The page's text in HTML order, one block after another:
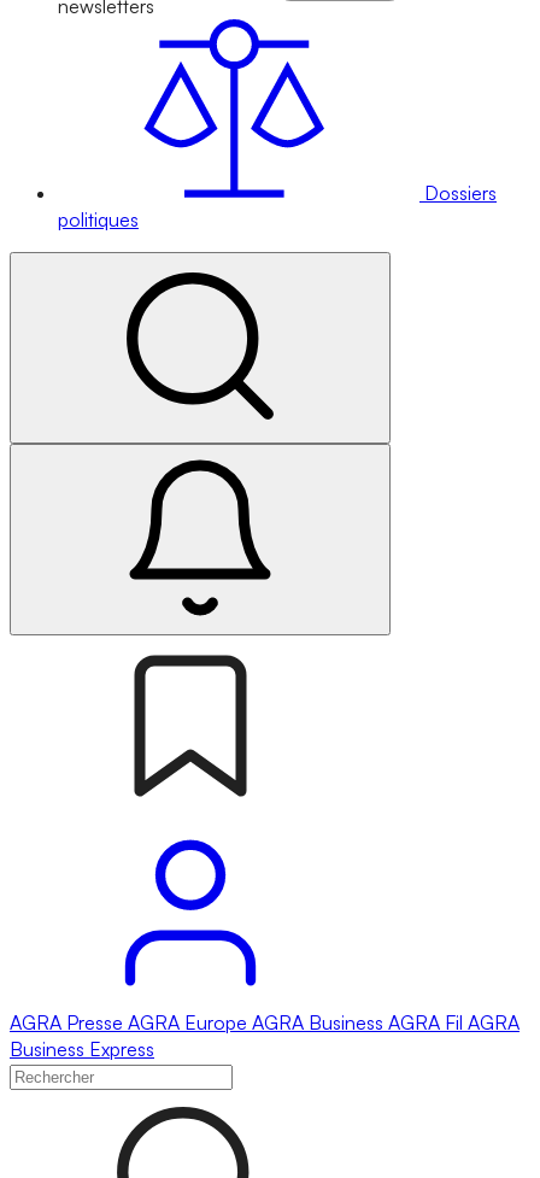
newsletters
Dossiers
politiques
AGRA Presse AGRA Europe AGRA Business AGRA Fil AGRA
Business Express